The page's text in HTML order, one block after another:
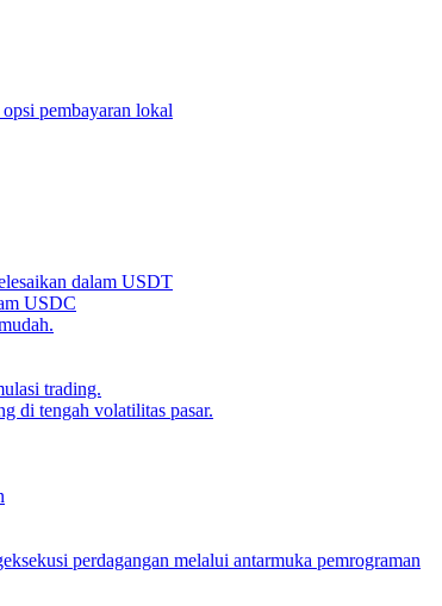
pembayaran lokal
dalam USDT
USDC
trading.
di tengah volatilitas pasar.
perdagangan melalui antarmuka pemrograman